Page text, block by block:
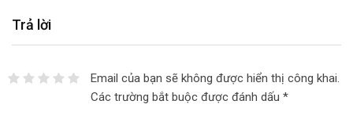
Trả lời
Email của bạn sẽ không được hiển thị công khai.
Các trường bắt buộc được đánh dấu *